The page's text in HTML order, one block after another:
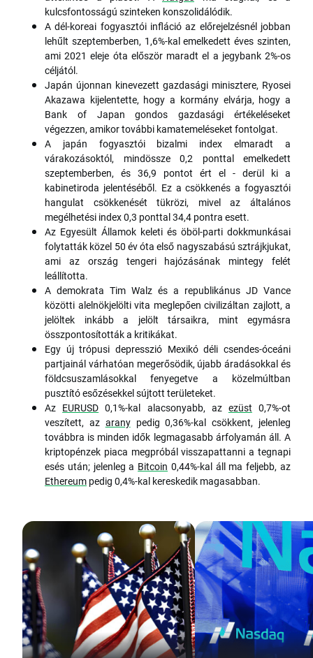
kulcsfontosságú szinteken konszolidálódik.
A dél-koreai fogyasztói infláció az előrejelzésnél jobban
lehűlt szeptemberben, 1,6%-kal emelkedett éves szinten,
ami 2021 eleje óta először maradt el a jegybank 2%-os
céljától.
Japán újonnan kinevezett gazdasági minisztere, Ryosei
Akazawa kijelentette, hogy a kormány elvárja, hogy a
Bank of Japan gondos gazdasági értékeléseket
végezzen, amikor további kamatemeléseket fontolgat.
A japán fogyasztói bizalmi index elmaradt a
várakozásoktól, mindössze 0,2 ponttal emelkedett
szeptemberben, és 36,9 pontot ért el - derül ki a
kabinetiroda jelentéséből. Ez a csökkenés a fogyasztói
hangulat csökkenését tükrözi, mivel az általános
megélhetési index 0,3 ponttal 34,4 pontra esett.
Az Egyesült Államok keleti és öböl-parti dokkmunkásai
folytatták közel 50 év óta első nagyszabású sztrájkjukat,
ami az ország tengeri hajózásának mintegy felét
leállította.
A demokrata Tim Walz és a republikánus JD Vance
közötti alelnökjelölti vita meglepően civilizáltan zajlott, a
jelöltek inkább a jelölt társaikra, mint egymásra
összpontosították a kritikákat.
Egy új trópusi depresszió Mexikó déli csendes-óceáni
partjainál várhatóan megerősödik, újabb áradásokkal és
földcsuszamlásokkal fenyegetve a közelmúltban
pusztító esőzésekkel sújtott területeket.
Az EURUSD 0,1%-kal alacsonyabb, az ezüst 0,7%-ot
veszített, az aranypedig 0,36%-kal csökkent, jelenleg
továbbra is minden idők legmagasabb árfolyamán áll. A
kriptopénzek piaca megpróbál visszapattanni a tegnapi
esés után; jelenleg a Bitcoin 0,44%-kal áll ma feljebb, az
Ethereum pedig 0,4%-kal kereskedik magasabban.